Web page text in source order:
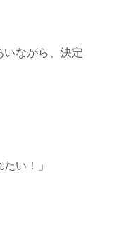
いながら、決定
い！」